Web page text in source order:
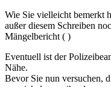
Wie Sie vielleicht bemerkt
außer diesem Schreiben
Mängelbericht ( )
Eventuell ist der
Nähe.
Bevor Sie nun versuchen,